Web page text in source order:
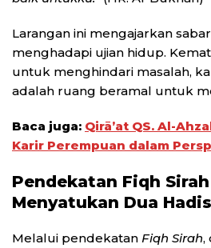
Larangan ini mengajarkan
menghadapi ujian hidup.
untuk menghindari masalah,
adalah ruang beramal untuk
Baca juga: Qirā’at QS. Al-
Karir Perempuan dalam
Pendekatan Fiqh
Menyatukan Dua Hadis
Melalui pendekatan Fiqh Sirah,